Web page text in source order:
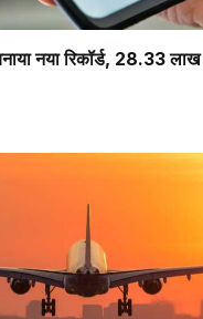
नया रिकॉर्ड, 28.33